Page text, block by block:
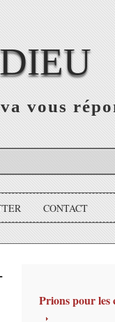
vous
CONTACT
Prions pour les